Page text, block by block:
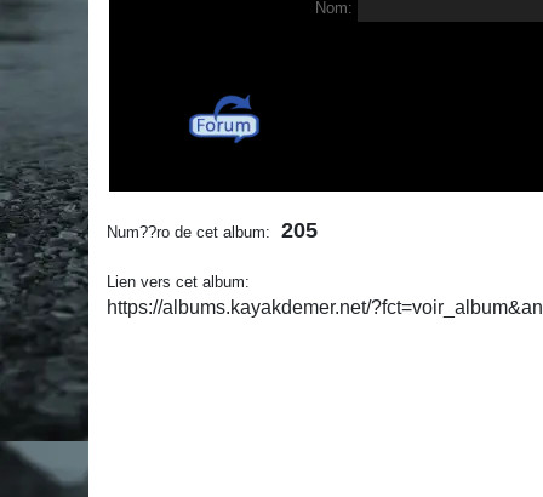
Nom:
Num??ro de cet album: 205
Lien vers cet album:
https://albums.kayakdemer.net/